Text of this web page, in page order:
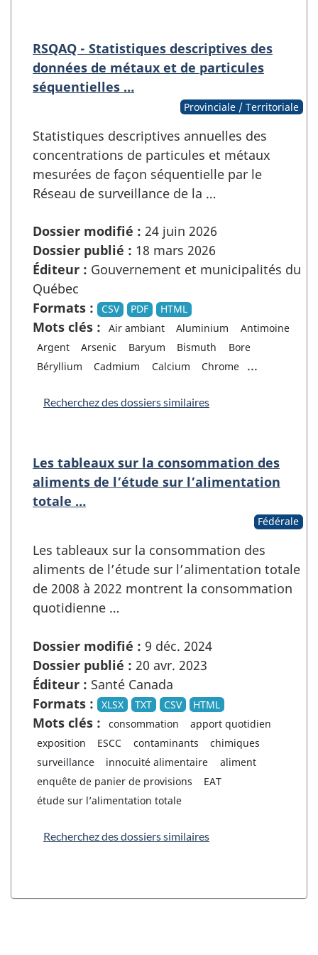
RSQAQ - Statistiques descriptives des
données de métaux et de particules
séquentielles …
Provinciale / Territoriale
Statistiques descriptives annuelles des
concentrations de particules et métaux
mesurées de façon séquentielle par le
Réseau de surveillance de la …
Dossier modifié : 24 juin 2026
Dossier publié : 18 mars 2026
Éditeur : Gouvernement et municipalités du
Québec
Formats :
CSV PDF HTML
Mots clés : Air ambiant Aluminium
Antimoine
Argent
Arsenic Baryum Bismuth
Bore
Béryllium
Cadmium Calcium Chrome ...
Recherchez des dossiers similaires
Les tableaux sur la consommation des
aliments de l’étude sur l’alimentation
totale …
Fédérale
Les tableaux sur la consommation des
aliments de l’étude sur l’alimentation totale
de 2008 à 2022 montrent la consommation
quotidienne …
Dossier modifié : 9 déc. 2024
Dossier publié : 20 avr. 2023
Éditeur : Santé Canada
Formats :
XLSX TXT CSV HTML
Mots clés : consommation
apport quotidien
exposition
ESCC contaminants
chimiques
surveillance
innocuité alimentaire
aliment
enquête de panier de provisions
EAT
étude sur l’alimentation totale
Recherchez des dossiers similaires